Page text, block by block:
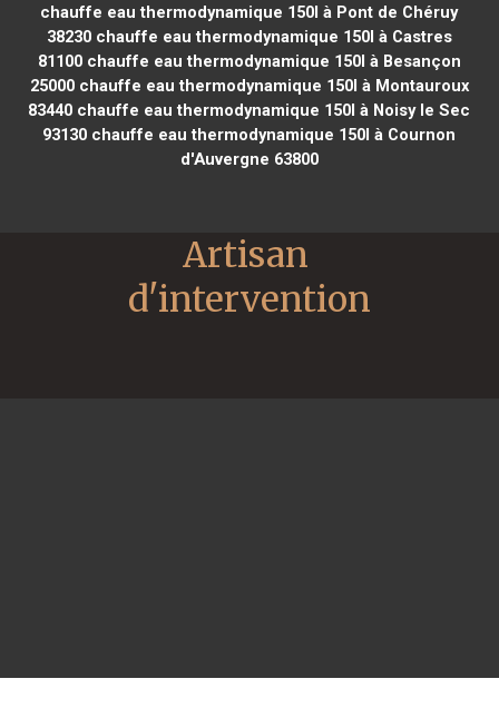
chauffe eau thermodynamique 150l à Pont de Chéruy
38230chauffe eau thermodynamique 150l à Castres
81100chauffe eau thermodynamique 150l à Besançon
25000chauffe eau thermodynamique 150l à Montauroux
83440 chauffe eau thermodynamique 150l à Noisy le Sec
93130 chauffe eau thermodynamique 150l à Cournon
d'Auvergne 63800
Artisan
d'intervention